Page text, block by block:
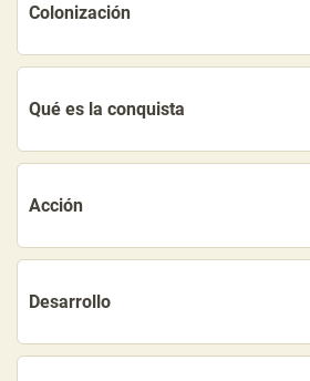
Colonización
Qué es la conquista
Acción
Desarrollo